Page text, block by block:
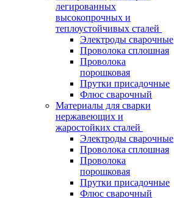
легированных
высокопрочных и
теплоустойчивых сталей
Электроды сварочные
Проволока сплошная
Проволока
порошковая
Прутки присадочные
Флюс сварочный
Материалы для сварки
нержавеющих и
жаростойких сталей
Электроды сварочные
Проволока сплошная
Проволока
порошковая
Прутки присадочные
Флюс сварочный